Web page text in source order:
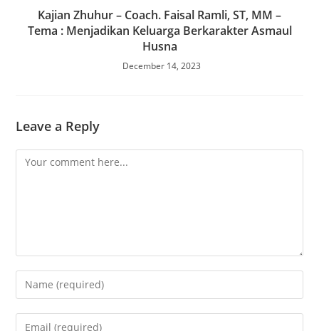
Kajian Zhuhur – Coach. Faisal Ramli, ST, MM –
Tema : Menjadikan Keluarga Berkarakter Asmaul
Husna
December 14, 2023
Leave a Reply
Comment
Enter
your
name
Enter